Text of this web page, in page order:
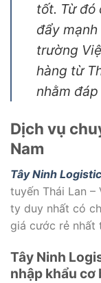
tốt. Từ đó
đẩy
trường
hàng từ
nhằm
Dịch vụ
Nam
Tây Ninh
tuyến Thái Lan
ty duy nhất có
giá cước rẻ nhất
Tây Ninh
nhập khẩu cơ